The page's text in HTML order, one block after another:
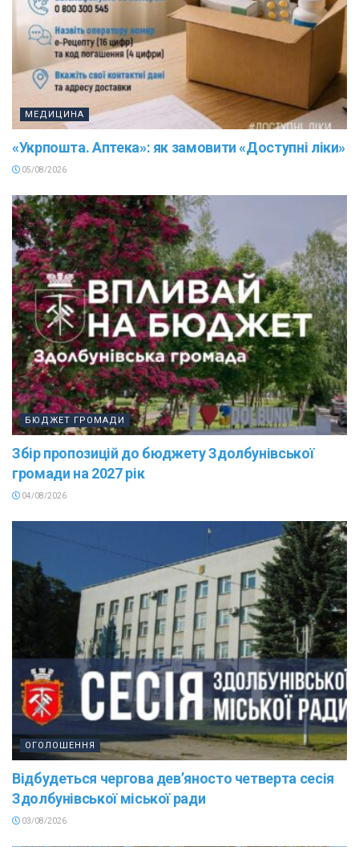
МЕДИЦИНА
«Укрпошта. Аптека»: як замовити «Доступні ліки»
05/08/2026
БЮДЖЕТ ГРОМАДИ
Збір пропозицій до бюджету Здолбунівської
громади на 2027 рік
04/08/2026
ОГОЛОШЕННЯ
Відбудеться чергова дев’яносто четверта сесія
Здолбунівської міської ради
03/08/2026